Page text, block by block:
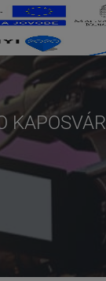
KAPOSVÁR